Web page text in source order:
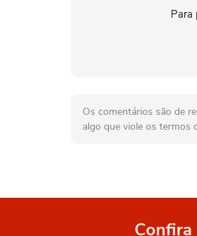
Para
Os comentários são de
algo que viole os termos